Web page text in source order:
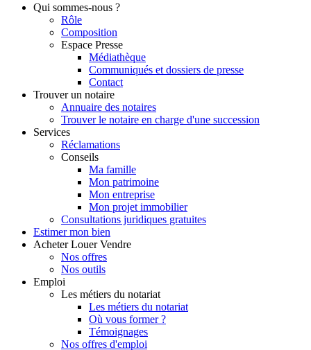
Qui sommes-nous ?
Rôle
Composition
Espace Presse
Médiathèque
Communiqués et dossiers de presse
Contact
Trouver un notaire
Annuaire des notaires
Trouver le notaire en charge d'une succession
Services
Réclamations
Conseils
Ma famille
Mon patrimoine
Mon entreprise
Mon projet immobilier
Consultations juridiques gratuites
Estimer mon bien
Acheter Louer Vendre
Nos offres
Nos outils
Emploi
Les métiers du notariat
Les métiers du notariat
Où vous former ?
Témoignages
Nos offres d'emploi